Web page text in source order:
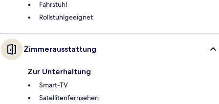
Fahrstuhl
Rollstuhlgeeignet
Zimmerausstattung
Zur Unterhaltung
Smart-TV
Satellitenfernsehen